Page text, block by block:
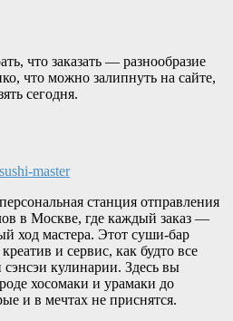
что заказать — разнообразие
что можно залипнуть на сайте,
сегодня.
sushi-master
станция отправления
в Москве, где каждый заказ —
ход мастера. Этот суши-бар
и сервис, как будто все
кулинарии. Здесь вы
хосомаки и урамаки до
и в мечтах не приснятся.